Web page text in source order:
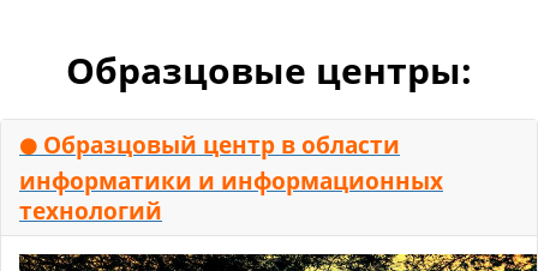
Образцовые центры:
⚫ Образцовый центр в области
информатики и информационных
технологий